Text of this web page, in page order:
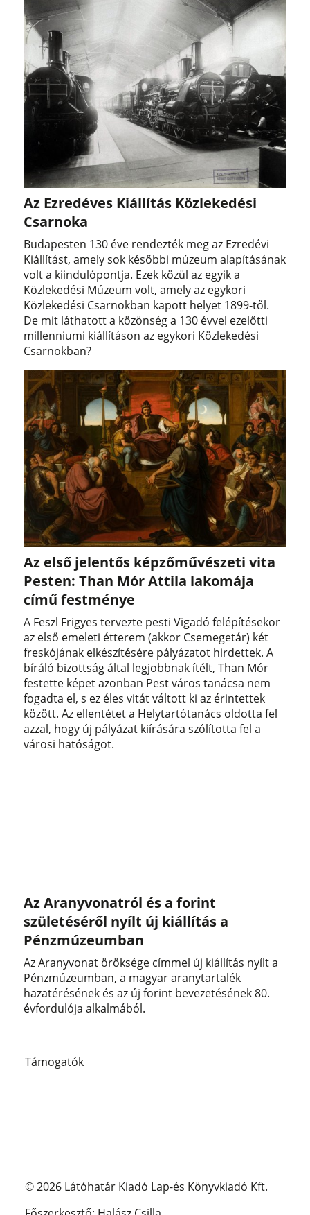
Az Ezredéves Kiállítás Közlekedési
Csarnoka
Budapesten 130 éve rendezték meg az Ezredévi
Kiállítást, amely sok későbbi múzeum alapításának
volt a kiindulópontja. Ezek közül az egyik a
Közlekedési Múzeum volt, amely az egykori
Közlekedési Csarnokban kapott helyet 1899-től.
De mit láthatott a közönség a 130 évvel ezelőtti
millenniumi kiállításon az egykori Közlekedési
Csarnokban?
Az első jelentős képzőművészeti vita
Pesten: Than Mór Attila lakomája
című festménye
A Feszl Frigyes tervezte pesti Vigadó felépítésekor
az első emeleti étterem (akkor Csemegetár) két
freskójának elkészítésére pályázatot hirdettek. A
bíráló bizottság által legjobbnak ítélt, Than Mór
festette képet azonban Pest város tanácsa nem
fogadta el, s ez éles vitát váltott ki az érintettek
között. Az ellentétet a Helytartótanács oldotta fel
azzal, hogy új pályázat kiírására szólította fel a
városi hatóságot.
Az Aranyvonatról és a forint
születéséről nyílt új kiállítás a
Pénzmúzeumban
Az Aranyvonat öröksége címmel új kiállítás nyílt a
Pénzmúzeumban, a magyar aranytartalék
hazatérésének és az új forint bevezetésének 80.
évfordulója alkalmából.
Támogatók
© 2026 Látóhatár Kiadó Lap-és Könyvkiadó Kft.